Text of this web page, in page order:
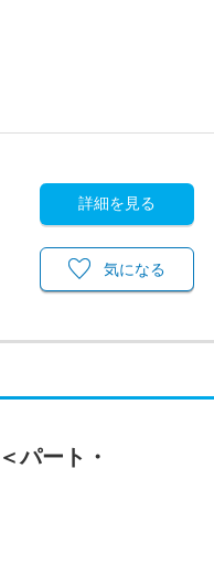
詳細を見る
気になる
パート・